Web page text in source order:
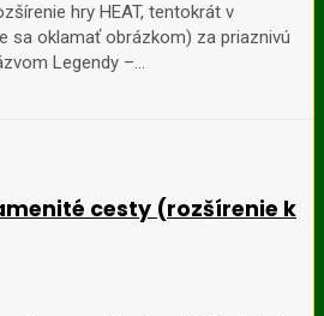
hry HEAT, tentokrát v
sa oklamať obrázkom) za priaznivú
Legendy –…
cesty (rozšírenie k